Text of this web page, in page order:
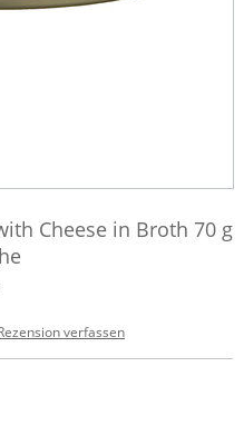
Cheese in Broth 70 g
verfassen